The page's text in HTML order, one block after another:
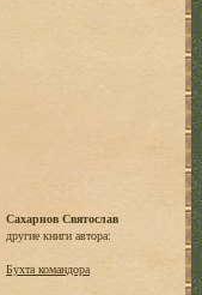
Сахарнов Святослав
другие книги автора:
Бухта командора